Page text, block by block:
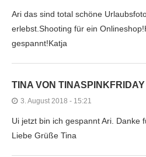
Ari das sind total schöne
erlebst.Shooting für ein
gespannt!Katja
TINA VON TINASPINKFRIDAY
3. August 2018 - 15:21
Ui jetzt bin ich gespannt Ari. Danke
Liebe Grüße Tina